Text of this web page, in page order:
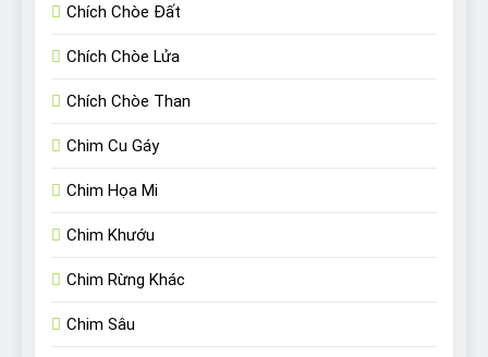
Chích Chòe Đất
Chích Chòe Lửa
Chích Chòe Than
Chim Cu Gáy
Chim Họa Mi
Chim Khướu
Chim Rừng Khác
Chim Sâu